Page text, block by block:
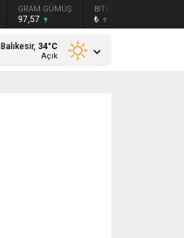
GRAM GÜMÜŞ
97,57
BITCOIN
₺
Balıkesir, 34°C
Açık